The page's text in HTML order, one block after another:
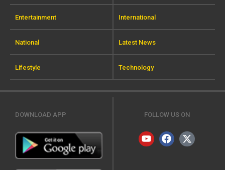
Entertainment International
National Latest News
Lifestyle Technology
DOWNLOAD APP FOLLOW US ON